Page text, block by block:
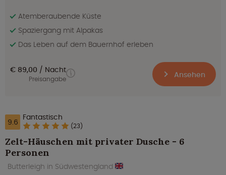
Atemberaubende Küste
Spaziergang mit Alpakas
Das Leben auf dem Bauernhof erleben
€ 89,00 Nacht
Preisangabe Ansehen
9.6 Fantastisch
(23)
Zelt-Häuschen mit privater Dusche - 6
Personen
Butterleigh in Südwestengland